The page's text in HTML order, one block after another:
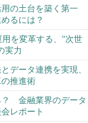
の土台を築く第一
るには？
を変革する、“次世
実力
データ連携を実現、
推進術
？ 金融業界のデータ
レポート